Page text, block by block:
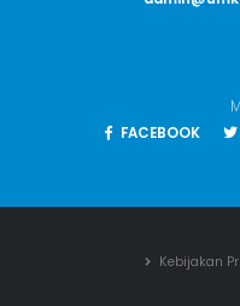
FACEBOOK
Kebijakan